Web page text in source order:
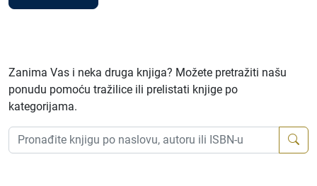
Zanima Vas i neka druga knjiga? Možete pretražiti našu
ponudu pomoću tražilice ili prelistati knjige po
kategorijama.